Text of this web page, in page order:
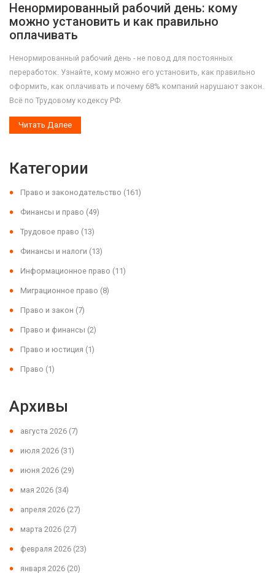
Ненормированный рабочий день: кому
можно установить и как правильно
оплачивать
Ненормированный рабочий день - не повод для постоянных
переработок. Узнайте, кому можно его установить, как правильно
оформить, как оплачивать и почему 68% компаний нарушают закон.
Всё по Трудовому кодексу РФ.
Читать Далее
Категории
Право и законодательство (161)
Финансы и право (49)
Трудовое право (13)
Финансы и налоги (13)
Информационное право (11)
Миграционное право (8)
Право и закон (7)
Право и финансы (2)
Право и юстиция (1)
Право (1)
Архивы
августа 2026 (7)
июля 2026 (31)
июня 2026 (29)
мая 2026 (34)
апреля 2026 (27)
марта 2026 (27)
февраля 2026 (23)
января 2026 (20)